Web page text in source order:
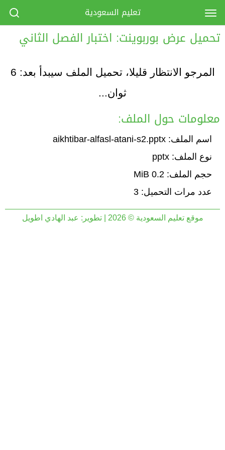
تحميل عرض بوربوينت: اختبار الفصل الثاني
المرجو الانتظار قليلا، تحميل الملف سيبدأ بعد: 6
ثوان...
معلومات حول الملف:
اسم الملف: aikhtibar-alfasl-atani-s2.pptx
نوع الملف: pptx
حجم الملف: 0.2 MiB
عدد مرات التحميل: 3
موقع تعليم السعودية © 2026 | تطوير: عبد الهادي اطويل
تعليم السعودية